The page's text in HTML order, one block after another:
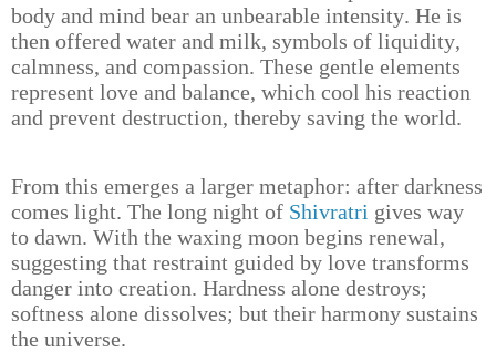
body and mind bear an unbearable intensity. He is
then offered water and milk, symbols of liquidity,
calmness, and compassion. These gentle elements
represent love and balance, which cool his reaction
and prevent destruction, thereby saving the world.
From this emerges a larger metaphor: after darkness
comes light. The long night of Shivratri gives way
to dawn. With the waxing moon begins renewal,
suggesting that restraint guided by love transforms
danger into creation. Hardness alone destroys;
softness alone dissolves; but their harmony sustains
the universe.